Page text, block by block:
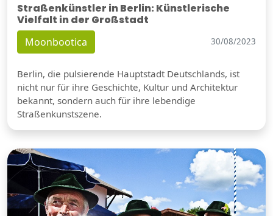
Straßenkünstler in Berlin: Künstlerische
Vielfalt in der Großstadt
Moonbootica 30/08/2023
Berlin, die pulsierende Hauptstadt Deutschlands, ist
nicht nur für ihre Geschichte, Kultur und Architektur
bekannt, sondern auch für ihre lebendige
Straßenkunstszene.